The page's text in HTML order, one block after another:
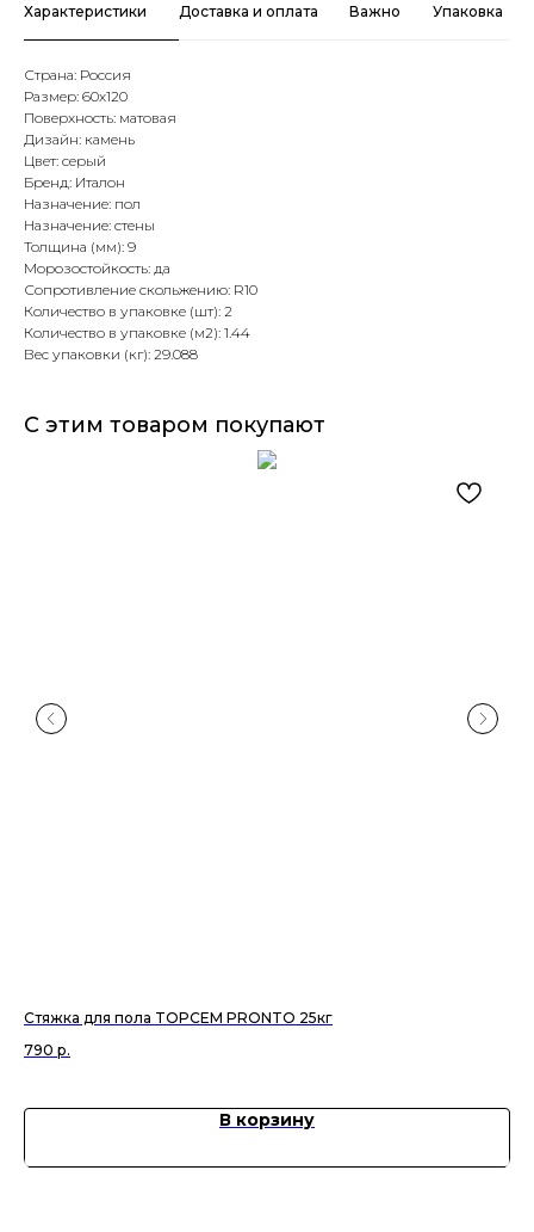
Характеристики Доставка и оплата Важно Упаковка
Страна: Россия
Размер: 60х120
Поверхность: матовая
Дизайн: камень
Цвет: серый
Бренд: Италон
Назначение: пол
Назначение: стены
Толщина (мм): 9
Морозостойкость: да
Сопротивление скольжению: R10
Количество в упаковке (шт): 2
Количество в упаковке (м2): 1.44
Вес упаковки (кг): 29.088
С этим товаром покупают
Стяжка для пола TOPCEM PRONTO 25кг
790 р.
В корзину